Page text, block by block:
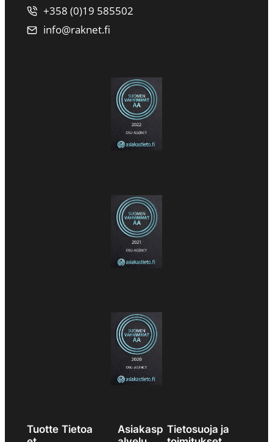
+358 (0)19 585502
info@raknet.fi
Tuotte Tietoa
Asiakasp Tietosuoja ja